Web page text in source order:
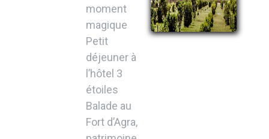
moment
magique
Petit
déjeuner à
l’hôtel 3
étoiles
Balade au
Fort d’Agra,